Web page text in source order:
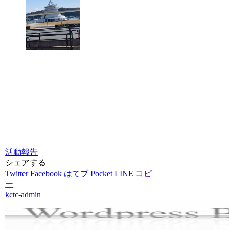
活動報告
シェアする
Twitter Facebook はてブ Pocket LINE コピ
ー
kctc-admin